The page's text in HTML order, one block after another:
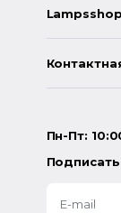
Lampsshop
Пн-Пт: